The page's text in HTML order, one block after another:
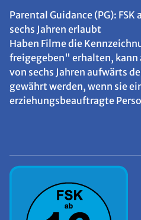
Parental Guidance (PG):
sechs Jahren erlaubt
Haben Filme die
freigegeben" erhalten, kann
von sechs Jahren aufwärts
gewährt werden, wenn sie
erziehungsbeauftragte